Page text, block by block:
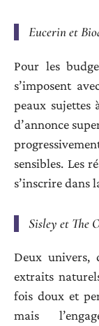
Eucerin et
Pour les
s’imposent
peaux sujettes
d’annonce
sensibles. Les
s’inscrire dans
Sisley et The
Deux univers,
extraits
fois doux et
mais